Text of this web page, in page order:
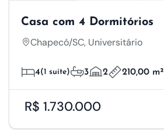
Casa com 4 Dormitórios
Chapecó/SC, Universitário
4(1 suíte) 3 2 210,00 m²
R$ 1.730.000